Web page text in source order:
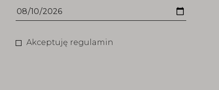
Akceptuję regulamin